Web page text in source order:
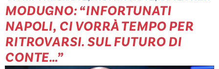
MODUGNO: “INFORTUNATI
NAPOLI, CI VORRÀ TEMPO PER
RITROVARSI. SUL FUTURO DI
CONTE…”